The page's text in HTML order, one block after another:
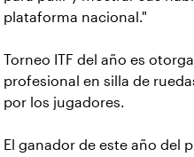
plataforma nacional."
Torneo ITF del año es
profesional en silla de
por los jugadores.
El ganador de este año del